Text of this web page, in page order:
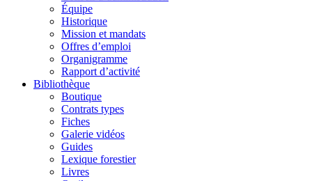
Équipe
Historique
Mission et mandats
Offres d’emploi
Organigramme
Rapport d’activité
Bibliothèque
Boutique
Contrats types
Fiches
Galerie vidéos
Guides
Lexique forestier
Livres